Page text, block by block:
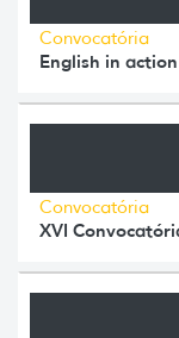
Convocatória
English in
Convocatória
XVI